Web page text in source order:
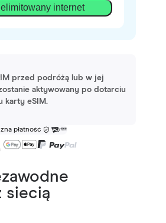
internet
przed podróżą lub w jej
aktywowany po dotarciu
karty eSIM.
płatność
siecią